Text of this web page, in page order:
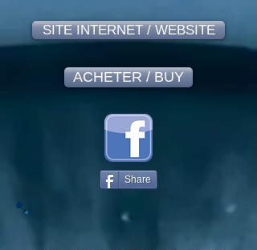
SITE INTERNET / WEBSITE
ACHETER / BUY
Share